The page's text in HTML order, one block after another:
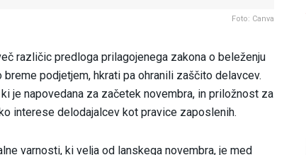
Foto: Canva
različic predloga prilagojenega zakona o beleženju
podjetjem, hkrati pa ohranili zaščito delavcev.
je napovedana za začetek novembra, in priložnost za
interese delodajalcev kot pravice zaposlenih.
varnosti, ki velja od lanskega novembra, je med